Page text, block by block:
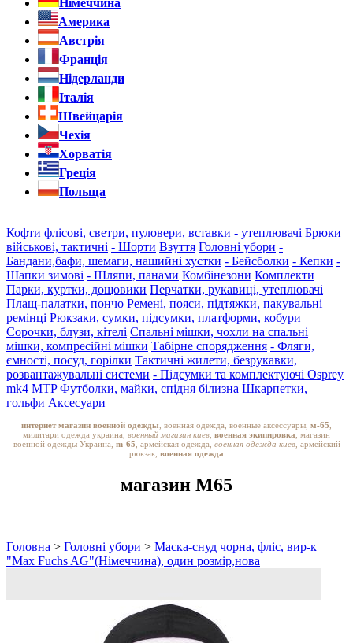
Америка
Австрія
Франція
Нідерланди
Італія
Швейцарія
Чехія
Хорватія
Греція
Польща
Кофти флісові, светри, пуловери, вставки - утеплювачі Брюки
військові, тактичні - Шорти Взуття Головні убори -
Бандани,бафи, шемаги, нашийні хустки - Бейсболки - Кепки -
Шапки зимові - Шляпи, панами Комбінезони Комплекти
Парки, куртки, дощовики Перчатки, рукавиці, утеплювачі
Плащ-палатки, пончо Ремені, пояси, підтяжки, пакувальні
ремінці Рюкзаки, сумки, підсумки, платформи, кобури
Сорочки, блузи, кітелі Спальні мішки, чохли на спальні
мішки, компресійні мішки Табірне спорядження - Фляги,
ємності, посуд, горілки Тактичні жилети, безрукавки,
розвантажувальні системи - Підсумки та комплектуючі Osprey
mk4 MTP Футболки, майки, спідня білизна Шкарпетки,
гольфи Аксесуари
интернет магазин военной одежды , военная одежда, военные аксессуары, м-65
милитари одежда украина, военный магазин киев, военная экипировка , магазин
военной одежды Украина, m-65 , армейская одежда, военная одежда киев, армейский
рюкзак, военная одежда
магазин M65
Головна > Головні убори > Маска-снуд чорна, фліс, вир-к
"Max Fuchs AG"(Німеччина), один розмір,нова